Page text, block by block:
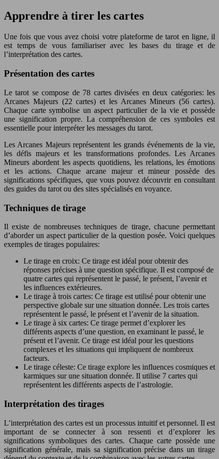
Apprendre à tirer les cartes
Une fois que vous avez choisi votre plateforme de tarot en ligne, il
est temps de vous familiariser avec les bases du tirage et de
l’interprétation des cartes.
Présentation des cartes
Le tarot se compose de 78 cartes divisées en deux catégories: les
Arcanes Majeurs (22 cartes) et les Arcanes Mineurs (56 cartes).
Chaque carte symbolise un aspect particulier de la vie et possède
une signification propre. La compréhension de ces symboles est
essentielle pour interpréter les messages du tarot.
Les Arcanes Majeurs représentent les grands événements de la vie,
les défis majeurs et les transformations profondes. Les Arcanes
Mineurs abordent les aspects quotidiens, les relations, les émotions
et les actions. Chaque arcane majeur et mineur possède des
significations spécifiques, que vous pouvez découvrir en consultant
des guides du tarot ou des sites spécialisés en voyance.
Techniques de tirage
Il existe de nombreuses techniques de tirage, chacune permettant
d’aborder un aspect particulier de la question posée. Voici quelques
exemples de tirages populaires:
Le tirage en croix: Ce tirage est idéal pour obtenir des
réponses précises à une question spécifique. Il est composé de
quatre cartes qui représentent le passé, le présent, l’avenir et
les influences extérieures.
Le tirage à trois cartes: Ce tirage est utilisé pour obtenir une
perspective globale sur une situation donnée. Les trois cartes
représentent le passé, le présent et l’avenir de la situation.
Le tirage à six cartes: Ce tirage permet d’explorer les
différents aspects d’une question, en examinant le passé, le
présent et l’avenir. Ce tirage est idéal pour les questions
complexes et les situations qui impliquent de nombreux
facteurs.
Le tirage céleste: Ce tirage explore les influences cosmiques et
karmiques sur une situation donnée. Il utilise 7 cartes qui
représentent les différents aspects de l’astrologie.
Interprétation des tirages
L’interprétation des cartes est un processus intuitif et personnel. Il est
important de se connecter à son ressenti et d’explorer les
significations symboliques des cartes. Chaque carte possède une
signification générale, mais sa signification précise dans un tirage